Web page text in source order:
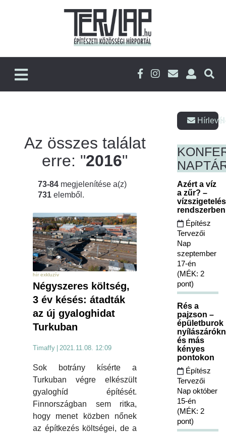
Az összes találat
erre: "2016"
73-84 megjelenítése a(z)
731 elemből.
hír exkluzív
Négyszeres költség,
3 év késés: átadták
az új gyaloghidat
Turkuban
Timaffy | 2021.11.08. 12:09
Sok botrány kísérte a
Turkuban végre elkészült
gyaloghíd építését.
Finnországban sem ritka,
hogy menet közben nőnek
az építkezés költségei, de a
Azért a víz
a zűr? –
Építész
Tervezői
Nap
szeptember
17-én
(MÉK: 2
pont)
Rés a
pajzson –
épületburok
és más
kényes
pontokon
Építész
Tervezői
Nap október
15-én
(MÉK: 2
pont)